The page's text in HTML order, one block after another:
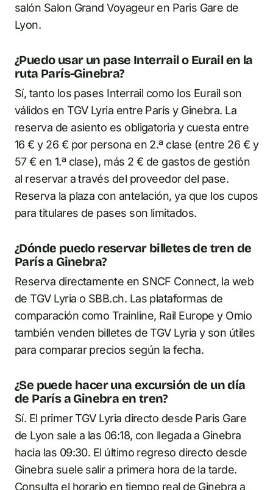
salón Salon Grand Voyageur en Paris Gare de
Lyon.
¿Puedo usar un pase Interrail o Eurail en la
ruta París-Ginebra?
Sí, tanto los pases Interrail como los Eurail son
válidos en TGV Lyria entre París y Ginebra. La
reserva de asiento es obligatoria y cuesta entre
16 € y 26 € por persona en 2.ª clase (entre 26 € y
57 € en 1.ª clase), más 2 € de gastos de gestión
al reservar a través del proveedor del pase.
Reserva la plaza con antelación, ya que los cupos
para titulares de pases son limitados.
¿Dónde puedo reservar billetes de tren de
París a Ginebra?
Reserva directamente en SNCF Connect, la web
de TGV Lyria o SBB.ch. Las plataformas de
comparación como Trainline, Rail Europe y Omio
también venden billetes de TGV Lyria y son útiles
para comparar precios según la fecha.
¿Se puede hacer una excursión de un día
de París a Ginebra en tren?
Sí. El primer TGV Lyria directo desde Paris Gare
de Lyon sale a las 06:18, con llegada a Ginebra
hacia las 09:30. El último regreso directo desde
Ginebra suele salir a primera hora de la tarde.
Consulta el horario en tiempo real de Ginebra a